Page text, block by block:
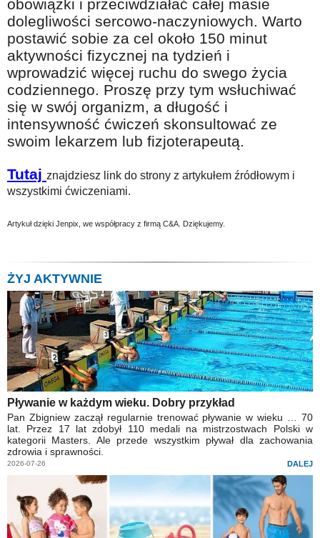
obowiązki i przeciwdziałać całej masie
dolegliwości sercowo-naczyniowych. Warto
postawić sobie za cel około 150 minut
aktywności fizycznej na tydzień i
wprowadzić więcej ruchu do swego życia
codziennego. Proszę przy tym wsłuchiwać
się w swój organizm, a długość i
intensywność ćwiczeń skonsultować ze
swoim lekarzem lub fizjoterapeutą.
Tutaj znajdziesz link do strony z artykułem źródłowym i
wszystkimi ćwiczeniami.
Artykuł dzięki Jenpix, we współpracy z firmą C&A. Dziękujemy.
ŻYJ AKTYWNIE
Pływanie w każdym wieku. Dobry przykład
Pan Zbigniew zaczął regularnie trenować pływanie w wieku … 70
lat. Przez 17 lat zdobył 110 medali na mistrzostwach Polski w
kategorii Masters. Ale przede wszystkim pływał dla zachowania
zdrowia i sprawności.
2026-07-26 DALEJ